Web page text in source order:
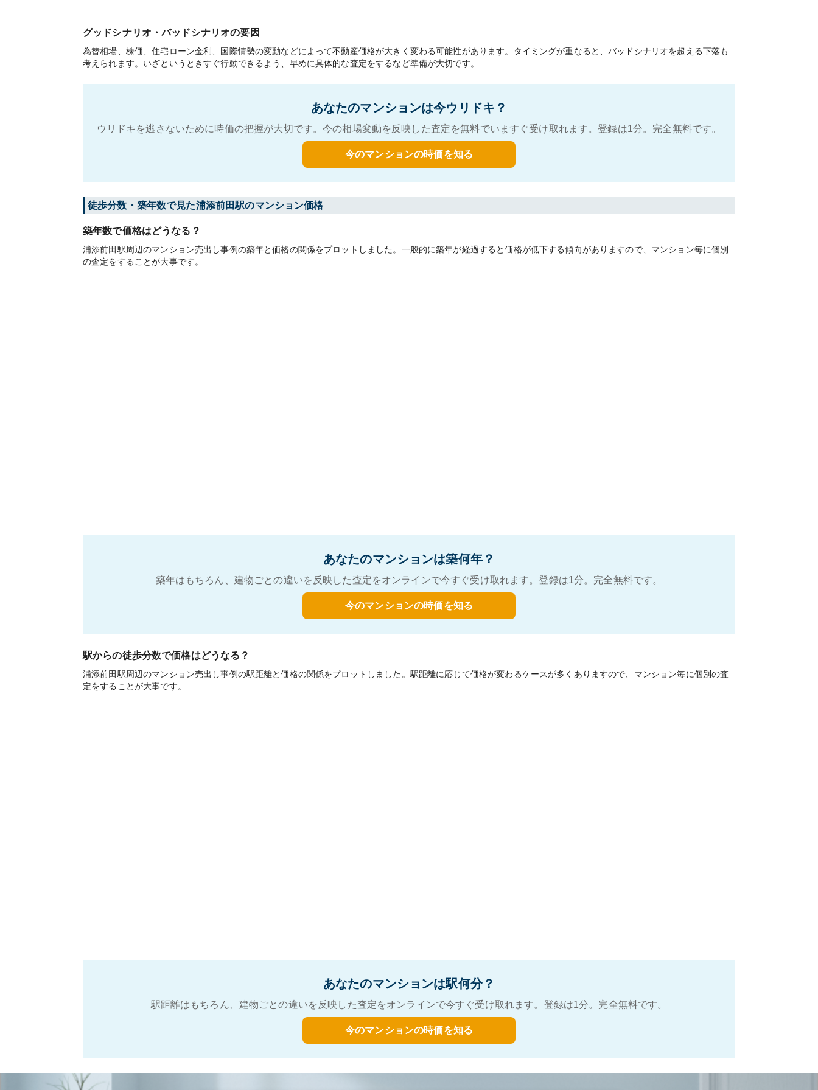
グッドシナリオ・バッドシナリオの要因
為替相場、株価、住宅ローン金利、国際情勢の変動などによって不動産価格が大きく変わる可能性があります。タイミングが重なると、バッドシナリオを超える下落も
考えられます。いざというときすぐ行動できるよう、早めに具体的な査定をするなど準備が大切です。
あなたのマンションは今ウリドキ？
ウリドキを逃さないために時価の把握が大切です。今の相場変動を反映した査定を無料でいますぐ受け取れます。登録は1分。完全無料です。
今のマンションの時価を知る
徒歩分数・築年数で見た浦添前田駅のマンション価格
築年数で価格はどうなる？
浦添前田駅周辺のマンション売出し事例の築年と価格の関係をプロットしました。一般的に築年が経過すると価格が低下する傾向がありますので、マンション毎に個別
の査定をすることが大事です。
あなたのマンションは築何年？
築年はもちろん、建物ごとの違いを反映した査定をオンラインで今すぐ受け取れます。登録は1分。完全無料です。
今のマンションの時価を知る
駅からの徒歩分数で価格はどうなる？
浦添前田駅周辺のマンション売出し事例の駅距離と価格の関係をプロットしました。駅距離に応じて価格が変わるケースが多くありますので、マンション毎に個別の査
定をすることが大事です。
あなたのマンションは駅何分？
駅距離はもちろん、建物ごとの違いを反映した査定をオンラインで今すぐ受け取れます。登録は1分。完全無料です。
今のマンションの時価を知る